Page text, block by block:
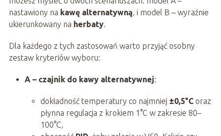
nastawiony na kawę alternatywną , i model B – wyraźnie
ukierunkowany na herbaty.
Dla każdego z tych zastosowań warto przyjąć osobny
zestaw kryteriów wyboru:
A – czajnik do kawy alternatywnej:
dokładność temperatury co najmniej ±0,5°Coraz
płynna regulacja z krokiem 1°C w zakresie 80–
100°C,